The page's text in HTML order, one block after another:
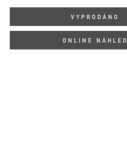
VYPRODÁNO
ONLINE NÁHLED